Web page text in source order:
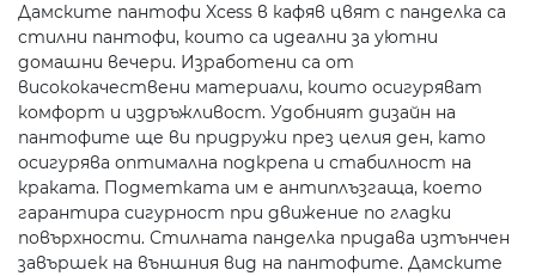
Дамските пантофи Xcess в кафяв цвят с панделка са
стилни пантофи, които са идеални за уютни
домашни вечери. Изработени са от
висококачествени материали, които осигуряват
комфорт и издръжливост. Удобният дизайн на
пантофите ще ви придружи през целия ден, като
осигурява оптимална подкрепа и стабилност на
краката. Подметката им е антиплъзгаща, което
гарантира сигурност при движение по гладки
повърхности. Стилната панделка придава изтънчен
завършек на външния вид на пантофите. Дамските